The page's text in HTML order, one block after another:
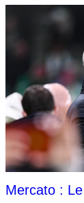
Mercato :